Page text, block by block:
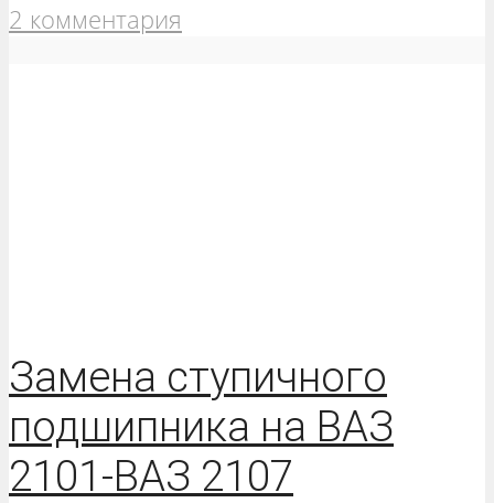
2 комментария
Замена ступичного
подшипника на ВАЗ
2101-ВАЗ 2107